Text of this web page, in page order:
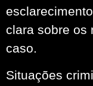
clara sobre os
caso.
Situações